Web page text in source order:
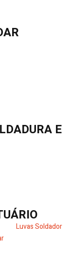
E
Luvas Soldador